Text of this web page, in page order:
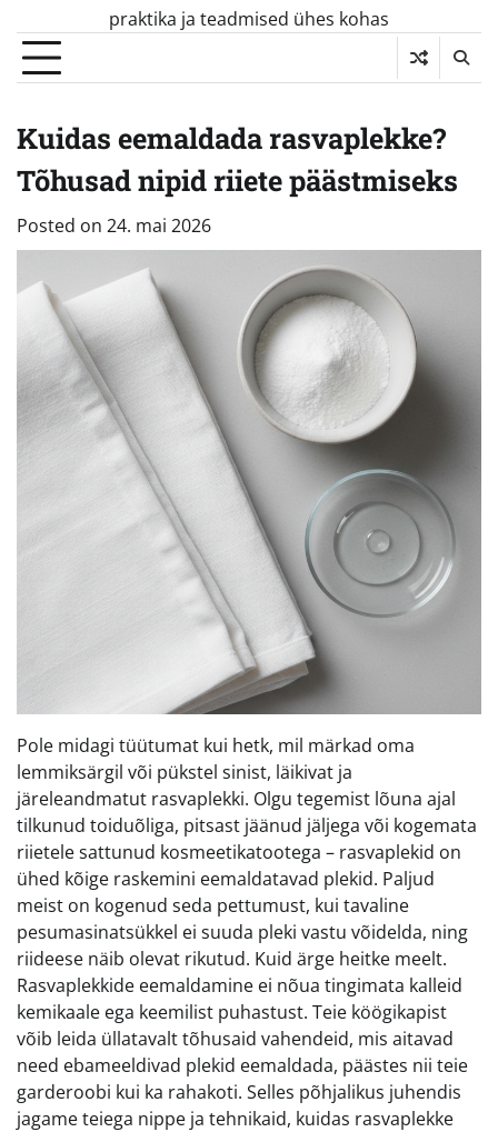
content
praktika ja teadmised ühes kohas
Kuidas eemaldada rasvaplekke?
Tõhusad nipid riiete päästmiseks
Posted on 24. mai 2026
Pole midagi tüütumat kui hetk, mil märkad oma
lemmiksärgil või pükstel sinist, läikivat ja
järeleandmatut rasvaplekki. Olgu tegemist lõuna ajal
tilkunud toiduõliga, pitsast jäänud jäljega või kogemata
riietele sattunud kosmeetikatootega – rasvaplekid on
ühed kõige raskemini eemaldatavad plekid. Paljud
meist on kogenud seda pettumust, kui tavaline
pesumasinatsükkel ei suuda pleki vastu võidelda, ning
riideese näib olevat rikutud. Kuid ärge heitke meelt.
Rasvaplekkide eemaldamine ei nõua tingimata kalleid
kemikaale ega keemilist puhastust. Teie köögikapist
võib leida üllatavalt tõhusaid vahendeid, mis aitavad
need ebameeldivad plekid eemaldada, päästes nii teie
garderoobi kui ka rahakoti. Selles põhjalikus juhendis
jagame teiega nippe ja tehnikaid, kuidas rasvaplekke